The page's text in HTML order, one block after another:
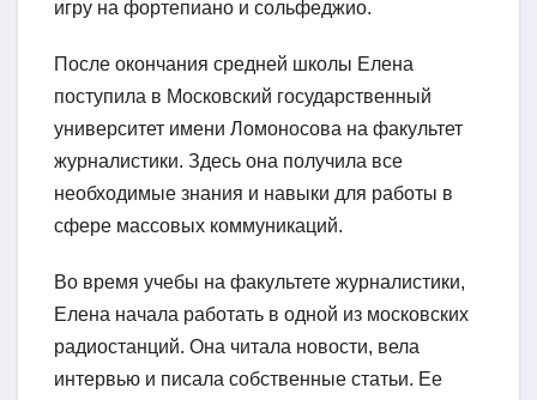
игру на фортепиано и сольфеджио.
После окончания средней школы Елена
поступила в Московский государственный
университет имени Ломоносова на факультет
журналистики. Здесь она получила все
необходимые знания и навыки для работы в
сфере массовых коммуникаций.
Во время учебы на факультете журналистики,
Елена начала работать в одной из московских
радиостанций. Она читала новости, вела
интервью и писала собственные статьи. Ее